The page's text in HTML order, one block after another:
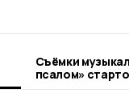
Съёмки
псалом»